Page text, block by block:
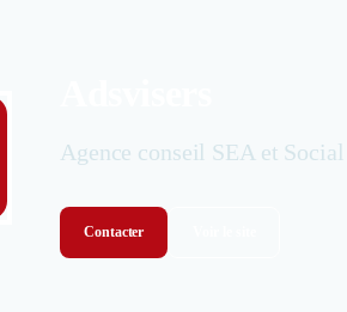
Agence conseil SEA et
Contacter